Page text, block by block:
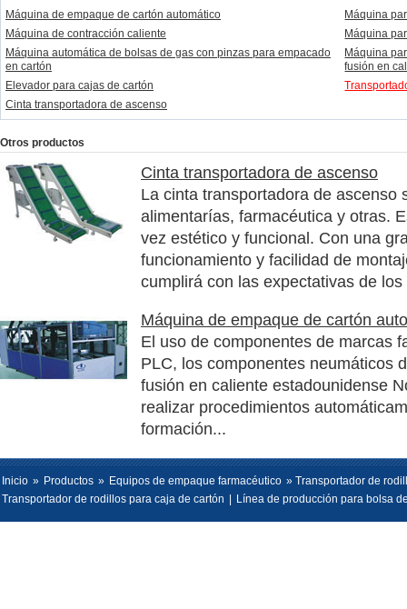
Máquina de empaque de cartón automático
Máquina
Máquina de contracción caliente
Máquina
Máquina automática de bolsas de gas con pinzas para empacado
en cartón
Máquina
fusión en
Elevador para cajas de cartón
Cinta transportadora de ascenso
Otros productos
Cinta transportadora de ascenso
La cinta transportadora de ascenso
alimentarías, farmacéutica y otras.
vez estético y funcional. Con una
funcionamiento y facilidad de
cumplirá con las expectativas de los
Máquina de empaque de cartón
El uso de componentes de marcas
PLC, los componentes neumáticos
fusión en caliente estadounidense
realizar procedimientos
formación...
Inicio » Productos » Equipos de empaque farmacéutico » Transportador de
Transportador de rodillos para caja de cartón
Línea de producción para bolsa